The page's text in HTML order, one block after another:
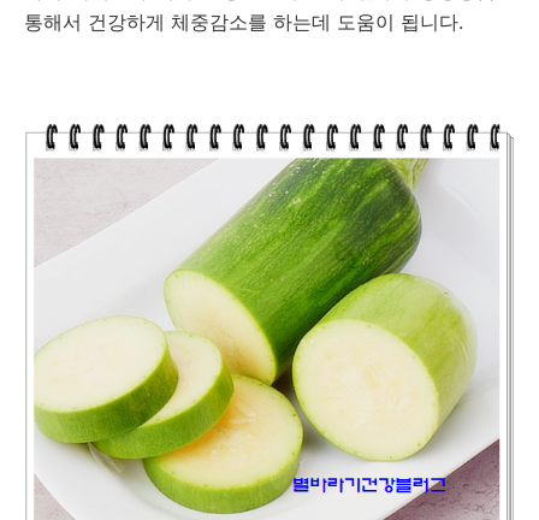
통해서 건강하게 체중감소를 하는데 도움이 됩니다.